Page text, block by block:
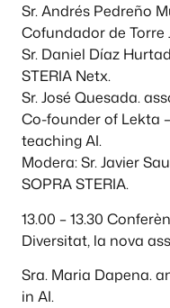
Sr. Andrés Pedreño
Cofundador de Torre
Sr. Daniel Díaz
STERIA Netx.
Sr. José Quesada.
Co-founder of Lekta
teaching AI.
Modera: Sr. Javier
SOPRA STERIA.
13.00 – 13.30
Diversitat, la nova
Sra. Maria Dapena.
in AI.